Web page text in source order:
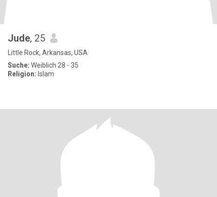
Jude, 25
Little Rock, Arkansas, USA
Suche: Weiblich 28 - 35
Religion: Islam